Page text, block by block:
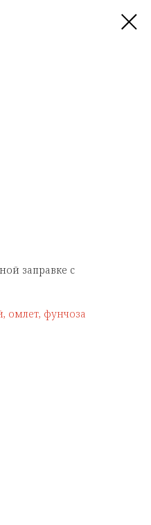
заправке с
омлет, фунчоза